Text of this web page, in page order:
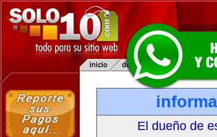
El dueño de